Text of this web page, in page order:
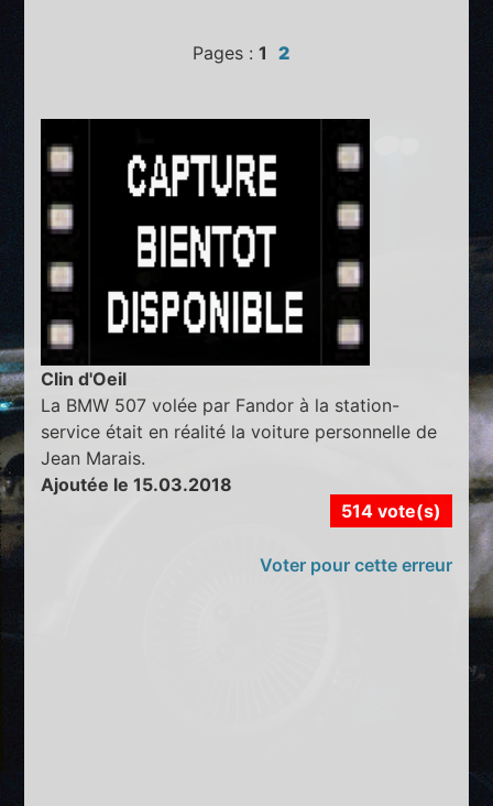
Pages : 1 2
Clin d'Oeil
La BMW 507 volée par Fandor à la station-
service était en réalité la voiture personnelle de
Jean Marais.
Ajoutée le 15.03.2018
514 vote(s)
Voter pour cette erreur